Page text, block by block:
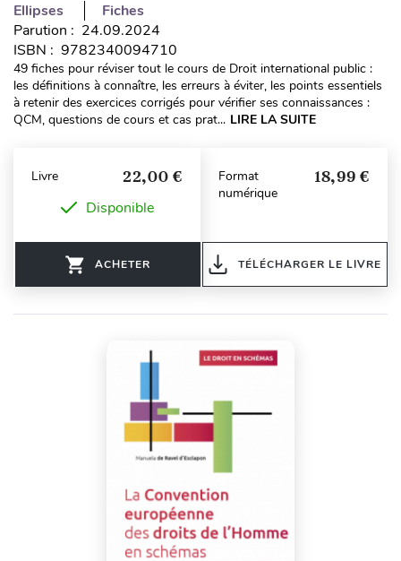
Ellipses
Fiches
Parution : 24.09.2024
ISBN : 9782340094710
49 fiches pour réviser tout le cours de Droit international public :
les définitions à connaître, les erreurs à éviter, les points essentiels
à retenir des exercices corrigés pour vérifier ses connaissances :
QCM, questions de cours et cas prat... LIRE LA SUITE
Livre 22,00 €
Disponible
ACHETER
Format
numérique
18,99 €
TÉLÉCHARGER LE LIVRE